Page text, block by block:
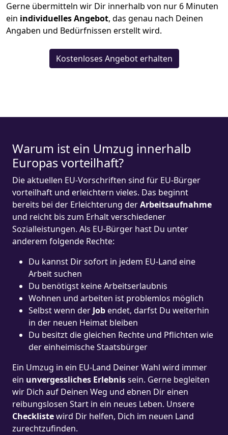
Gerne übermitteln wir Dir innerhalb von nur 6 Minuten
ein individuelles Angebot, das genau nach Deinen
Angaben und Bedürfnissen erstellt wird.
Kostenloses Angebot erhalten
Warum ist ein Umzug innerhalb
Europas vorteilhaft?
Die aktuellen EU-Vorschriften sind für EU-Bürger
vorteilhaft und erleichtern vieles. Das beginnt
bereits bei der Erleichterung derArbeitsaufnahme
und reicht bis zum Erhalt verschiedener
Sozialleistungen. Als EU-Bürger hast Du unter
anderem folgende Rechte:
Du kannst Dir sofort in jedem EU-Land eine
Arbeit suchen
Du benötigst keine Arbeitserlaubnis
Wohnen und arbeiten ist problemlos möglich
Selbst wenn der Jobendet, darfst Du weiterhin
in der neuen Heimat bleiben
Du besitzt die gleichen Rechte und Pflichten wie
der einheimische Staatsbürger
Ein Umzug in ein EU-Land Deiner Wahl wird immer
ein unvergessliches Erlebnissein. Gerne begleiten
wir Dich auf Deinen Weg und ebnen Dir einen
reibungslosen Start in ein neues Leben. Unsere
Checklistewird Dir helfen, Dich im neuen Land
zurechtzufinden.